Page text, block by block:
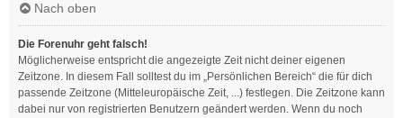
Nach oben
Die Forenuhr geht falsch!
Möglicherweise entspricht die angezeigte Zeit nicht deiner eigenen
Zeitzone. In diesem Fall solltest du im „Persönlichen Bereich“ die für dich
passende Zeitzone (Mitteleuropäische Zeit, ...) festlegen. Die Zeitzone kann
dabei nur von registrierten Benutzern geändert werden. Wenn du noch